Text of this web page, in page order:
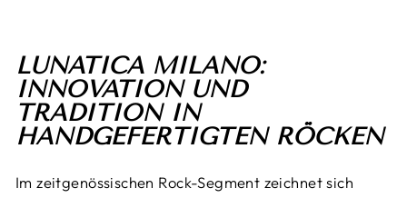
LUNATICA MILANO:
INNOVATION UND
TRADITION IN
HANDGEFERTIGTEN RÖCKEN
Im zeitgenössischen Rock-Segment zeichnet sich